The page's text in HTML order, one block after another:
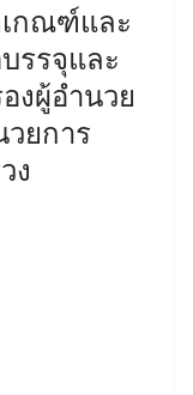
กณฑ์และ
รรจุและ
งผู้อำนวย
ยการ
ง